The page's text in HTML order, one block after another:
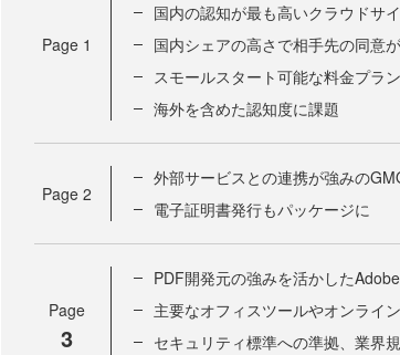
Page 1
国内の認知が最も高いクラウドサ
国内シェアの高さで相手先の同意
スモールスタート可能な料金プラン
海外を含めた認知度に課題
Page 2
外部サービスとの連携が強みの
電子証明書発行もパッケージに
Page
3
PDF開発元の強みを活かした
主要なオフィスツールやオンライ
セキュリティ標準への準拠、業界